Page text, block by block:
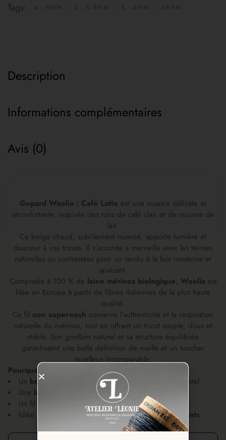
Tags:
Description
Informations complémentaires
Avis (0)
Gepard Woolia : Café Latte est une nuance délicate et
réconfortante, inspirée des tons de café clair et de mousse de
lait.
Ce beige chaud, subtilement nuancé, apporte lumière et
douceur à vos tricots. Il s’accorde à merveille avec les teintes
naturelles ou contrastées pour un rendu à la fois moderne et
apaisant.
Composée à 100 % de laine mérinos biologique, Woolia est
filée en Europe à partir de fibres italiennes de la plus haute
qualité.
Ce fil non superwash conserve l’authenticité et la respiration
naturelle du mérinos, tout en offrant un tricot souple, doux et
stable. Son gonflant naturel et sa structure équilibrée
garantissent une belle définition de maille et un toucher
moelleux incomparable.
Pourquoi on aime la teinte Café Latte :
Un beige chaud et doux, facile à porter et intemporel
Une laine mérinos bio d’une grande finesse
Un fil
naturel, respirant et moelleux
Idéal pour
tricots minimalistes ou basiques élégants